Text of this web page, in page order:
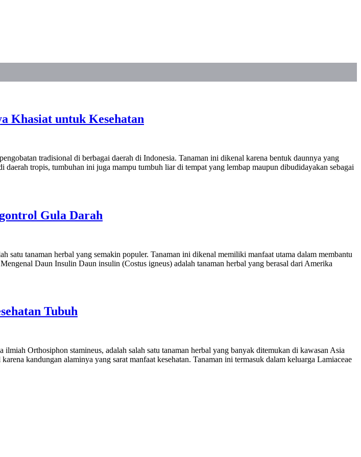
Khasiat untuk Kesehatan
tradisional di berbagai daerah di Indonesia. Tanaman ini dikenal karena bentuk daunnya yang
tropis, tumbuhan ini juga mampu tumbuh liar di tempat yang lembap maupun dibudidayakan sebagai
Gula Darah
satu tanaman herbal yang semakin populer. Tanaman ini dikenal memiliki manfaat utama dalam membantu
Daun Insulin Daun insulin (Costus igneus) adalah tanaman herbal yang berasal dari Amerika
Tubuh
Orthosiphon stamineus, adalah salah satu tanaman herbal yang banyak ditemukan di kawasan Asia
kandungan alaminya yang sarat manfaat kesehatan. Tanaman ini termasuk dalam keluarga Lamiaceae